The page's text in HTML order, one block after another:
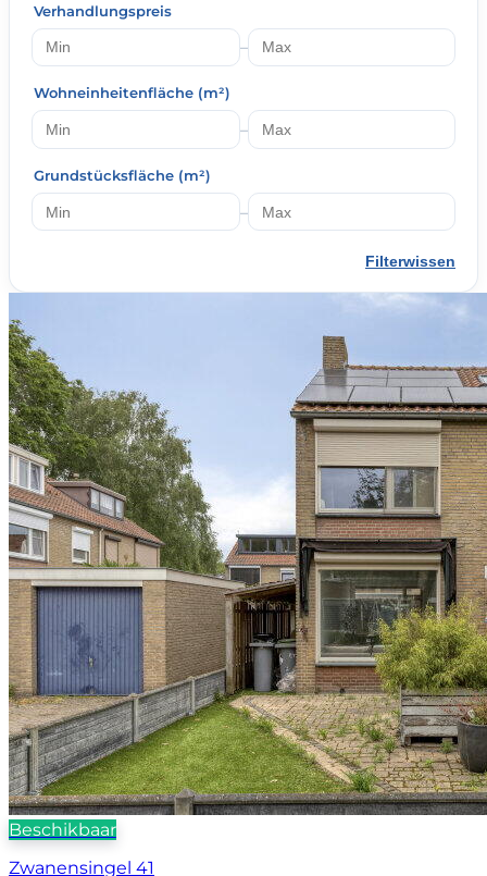
Verhandlungspreis
–
Wohneinheitenfläche (m²)
–
Grundstücksfläche (m²)
–
Filterwissen
Beschikbaar
Zwanensingel 41